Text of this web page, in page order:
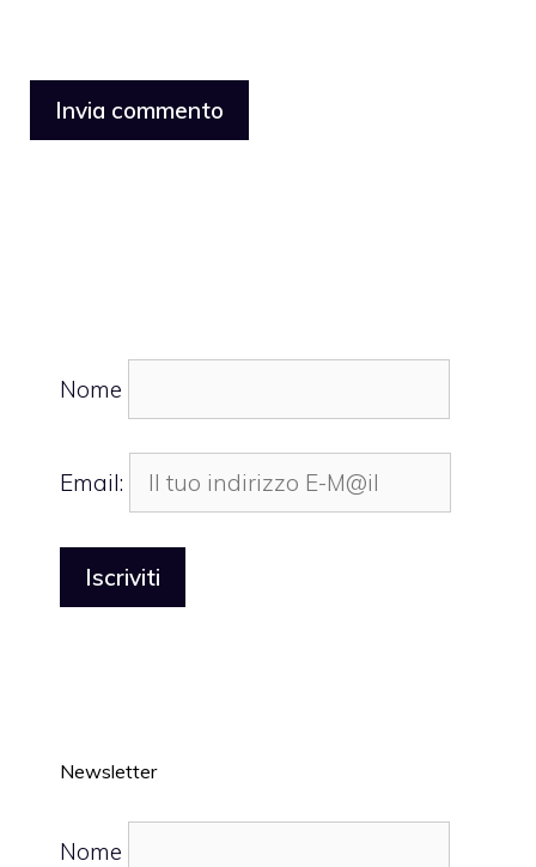
Nome
Email:
Newsletter
Nome